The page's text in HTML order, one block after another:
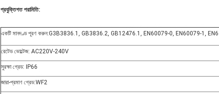
প্রযুক্তিগত পরামিতি:
একটি মানদণ্ড পূরণ করুন:G3B3836.1, GB3836.2, GB12476.1, EN60079-0, EN60079-1,
রেটেড ভোল্টেজ: AC220V-240V
সুরক্ষা গ্রেড: IP66
জারা-প্রমাণ গ্রেড:WF2